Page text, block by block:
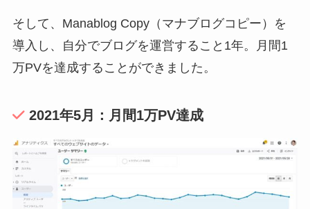
そして、Manablog Copy（マナブログコピー）を
導入し、自分でブログを運営すること1年。月間1
万PVを達成することができました。
2021年5月：月間1万PV達成